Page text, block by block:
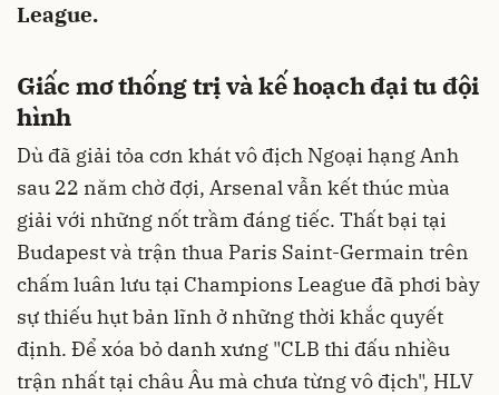
League.
Giấc mơ thống trị và kế hoạch đại tu đội
hình
Dù đã giải tỏa cơn khát vô địch Ngoại hạng Anh
sau 22 năm chờ đợi, Arsenal vẫn kết thúc mùa
giải với những nốt trầm đáng tiếc. Thất bại tại
Budapest và trận thua Paris Saint-Germain trên
chấm luân lưu tại Champions League đã phơi bày
sự thiếu hụt bản lĩnh ở những thời khắc quyết
định. Để xóa bỏ danh xưng "CLB thi đấu nhiều
trận nhất tại châu Âu mà chưa từng vô địch", HLV